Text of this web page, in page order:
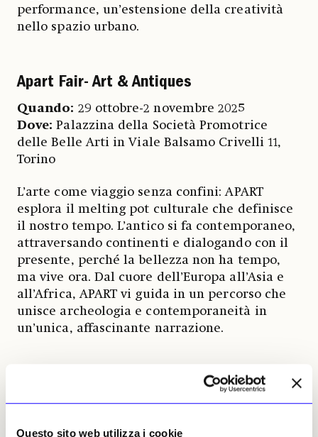
Questo sito web utilizza i cookie
performance, un’estensione della creatività
nello spazio urbano.
Apart Fair- Art & Antiques
Quando: 29 ottobre-2 novembre 2025
Dove:Palazzina della Società Promotrice
delle Belle Arti in Viale Balsamo Crivelli 11,
Torino
L’arte come viaggio senza confini: APART
esplora il melting pot culturale che definisce
il nostro tempo. L’antico si fa contemporaneo,
attraversando continenti e dialogando con il
presente, perché la bellezza non ha tempo,
ma vive ora. Dal cuore dell’Europa all’Asia e
all’Africa, APART vi guida in un percorso che
unisce archeologia e contemporaneità in
un’unica, affascinante narrazione.
The Others Art Fair. «The future is here,
right now!»
Quando:
30 ottobre-2 novembre 2025